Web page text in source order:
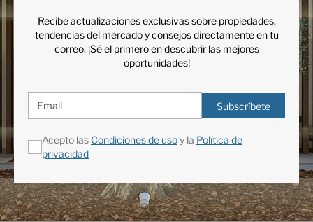
Recibe actualizaciones exclusivas sobre propiedades,
tendencias del mercado y consejos directamente en tu
correo. ¡Sé el primero en descubrir las mejores
oportunidades!
Subscríbete
Acepto las Condiciones de usoy la Política de
privacidad